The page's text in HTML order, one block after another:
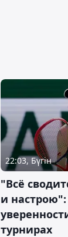
22:03, Бүгін
"Всё
и
турнирах